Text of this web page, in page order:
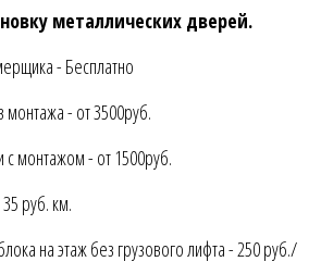
металлических дверей.
- Бесплатно
монтажа - от 3500руб.
с монтажом - от 1500руб.
руб. км.
на этаж без грузового лифта - 250 руб./